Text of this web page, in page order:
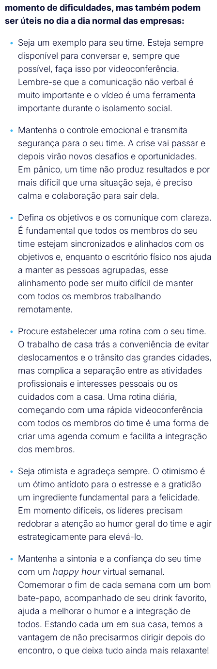
momento de dificuldades, mas também podem
ser úteis no dia a dia normal das empresas:
Seja um exemplo para seu time. Esteja sempre
disponível para conversar e, sempre que
possível, faça isso por videoconferência.
Lembre-se que a comunicação não verbal é
muito importante e o vídeo é uma ferramenta
importante durante o isolamento social.
Mantenha o controle emocional e transmita
segurança para o seu time. A crise vai passar e
depois virão novos desafios e oportunidades.
Em pânico, um time não produz resultados e por
mais difícil que uma situação seja, é preciso
calma e colaboração para sair dela.
Defina os objetivos e os comunique com clareza.
É fundamental que todos os membros do seu
time estejam sincronizados e alinhados com os
objetivos e, enquanto o escritório físico nos ajuda
a manter as pessoas agrupadas, esse
alinhamento pode ser muito difícil de manter
com todos os membros trabalhando
remotamente.
Procure estabelecer uma rotina com o seu time.
O trabalho de casa trás a conveniência de evitar
deslocamentos e o trânsito das grandes cidades,
mas complica a separação entre as atividades
profissionais e interesses pessoais ou os
cuidados com a casa. Uma rotina diária,
começando com uma rápida videoconferência
com todos os membros do time é uma forma de
criar uma agenda comum e facilita a integração
dos membros.
Seja otimista e agradeça sempre. O otimismo é
um ótimo antídoto para o estresse e a gratidão
um ingrediente fundamental para a felicidade.
Em momento difíceis, os líderes precisam
redobrar a atenção ao humor geral do time e agir
estrategicamente para elevá-lo.
Mantenha a sintonia e a confiança do seu time
com um happy hourvirtual semanal.
Comemorar o fim de cada semana com um bom
bate-papo, acompanhado de seu drink favorito,
ajuda a melhorar o humor e a integração de
todos. Estando cada um em sua casa, temos a
vantagem de não precisarmos dirigir depois do
encontro, o que deixa tudo ainda mais relaxante!